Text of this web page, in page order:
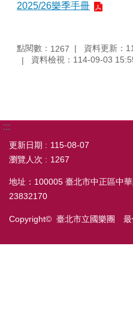
2025/26樂季手冊
點閱數： 1267
資料更新：
資料檢視：114-09-03
:::
更新日期
115-08-07
瀏覽人次
1267
地址：100005 臺北市中正區中
23832170
Copyright© 臺北市立國樂團 最